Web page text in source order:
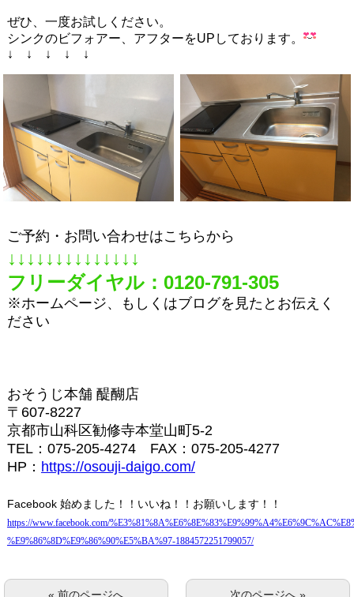
ぜひ、一度お試しください。
シンクのビフォアー、アフターをUPしております。
↓ ↓ ↓ ↓ ↓
ご予約・お問い合わせはこちらから
↓↓↓↓↓↓↓↓↓↓↓↓↓↓
フリーダイヤル： 0120-791-305
※ホームページ、もしくはブログを見たとお伝えく
ださい
おそうじ本舗 醍醐店
〒 607-8227
京都市山科区勧修寺本堂山町 5-2
TEL： 075-205-4274 FAX： 075-205-4277
HP ： https://osouji-daigo.com/
Facebook 始めました！！いいね！！お願いします！！
https://www.facebook.com/
%E9%86%8D%E9%86%90%E5%BA%97-1884572251799057/